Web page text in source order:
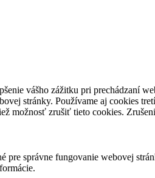
vášho zážitku pri prechádzaní
stránky. Používame aj cookies
možnosť zrušiť tieto cookies.
pre správne fungovanie webovej